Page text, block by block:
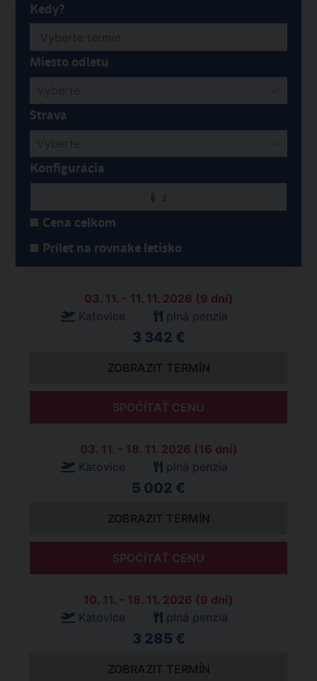
Kedy?
Miesto odletu
Strava
Konfigurácia
Cena celkom
Prílet na rovnake letisko
03. 11. - 11. 11. 2026 (9 dní)
Katovice
plná penzia
3 342 €
ZOBRAZIT TERMÍN
SPOČÍTAŤ CENU
03. 11. - 18. 11. 2026 (16 dní)
Katovice
plná penzia
5 002 €
ZOBRAZIT TERMÍN
SPOČÍTAŤ CENU
10. 11. - 18. 11. 2026 (9 dní)
Katovice
plná penzia
3 285 €
ZOBRAZIT TERMÍN